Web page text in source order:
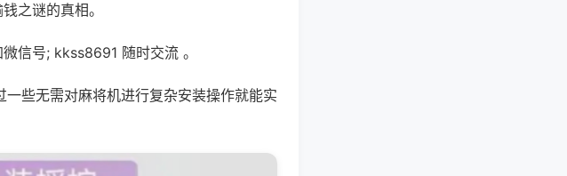
之谜的真相。
信号; kkss8691 随时交流 。
些无需对麻将机进行复杂安装操作就能实